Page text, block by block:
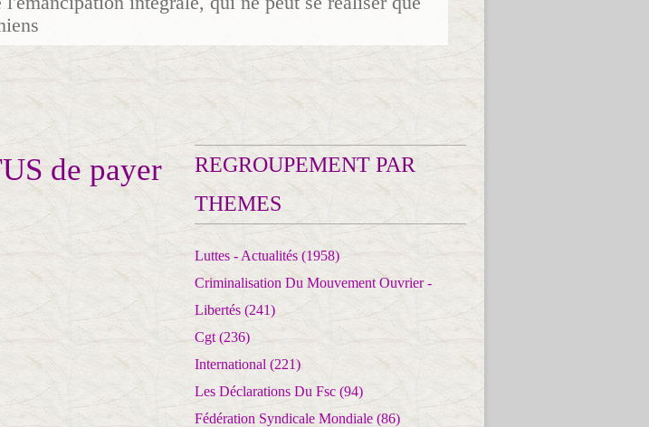
de payer
REGROUPEMENT PAR
THEMES
Luttes - Actualités (1958)
Criminalisation Du Mouvement Ouvrier -
Libertés (241)
Cgt (236)
International (221)
Les Déclarations Du Fsc (94)
Fédération Syndicale Mondiale (86)